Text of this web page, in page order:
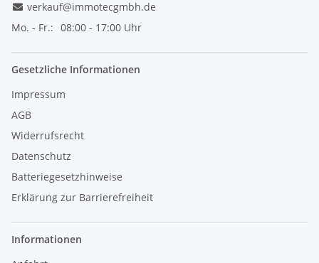
verkauf@immotecgmbh.de
Mo. - Fr.: 08:00 - 17:00 Uhr
Gesetzliche Informationen
Impressum
AGB
Widerrufsrecht
Datenschutz
Batteriegesetzhinweise
Erklärung zur Barrierefreiheit
Informationen